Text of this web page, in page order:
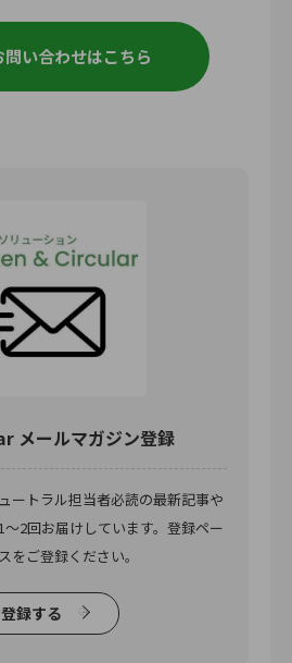
問い合わせはこちら
メールマガジン登録
ートラル担当者必読の最新記事や
2回お届けしています。登録ペー
をご登録ください。
登録する